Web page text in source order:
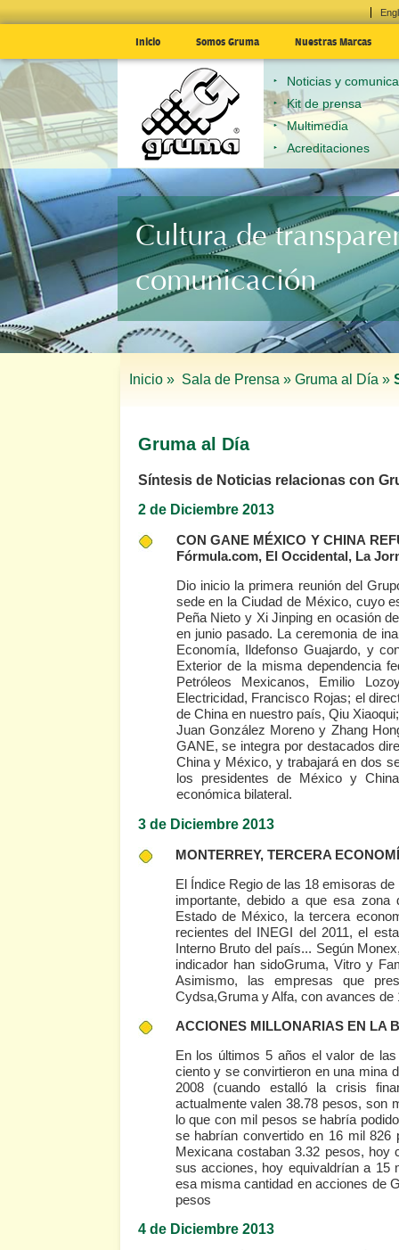
Inicio Somos Gruma Nuestras Marcas
Noticias y
Kit de prensa
Multimedia
Acreditaciones
Cultura de
comunicación
Inicio » Sala de Prensa » Gruma al Día »
Gruma al Día
Síntesis de Noticias relacionas con
2 de Diciembre 2013
CON GANE MÉXICO Y CHINA
Fórmula.com, El Occidental, La
Dio inicio la primera reunión del
sede en la Ciudad de México, cuyo
Peña Nieto y Xi Jinping en ocasión
en junio pasado. La ceremonia de
Economía, Ildefonso Guajardo, y
Exterior de la misma dependencia
Petróleos Mexicanos, Emilio
Electricidad, Francisco Rojas; el
de China en nuestro país, Qiu
Juan González Moreno y Zhang
GANE, se integra por destacados
China y México, y trabajará en dos
los presidentes de México y
económica bilateral.
3 de Diciembre 2013
MONTERREY, TERCERA
El Índice Regio de las 18 emisoras
importante, debido a que esa
Estado de México, la tercera
recientes del INEGI del 2011, el
Interno Bruto del país... Según
indicador han sidoGruma, Vitro y
Asimismo, las empresas que
Cydsa,Gruma y Alfa, con avances
ACCIONES MILLONARIAS EN LA
En los últimos 5 años el valor de
ciento y se convirtieron en una mina
2008 (cuando estalló la crisis
actualmente valen 38.78 pesos, son
lo que con mil pesos se habría
se habrían convertido en 16 mil 826
Mexicana costaban 3.32 pesos, hoy
sus acciones, hoy equivaldrían a 15
esa misma cantidad en acciones de
pesos
4 de Diciembre 2013